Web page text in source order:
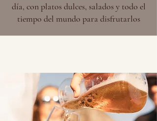
día, con platos dulces, salados y todo el
tiempo del mundo para disfrutarlos